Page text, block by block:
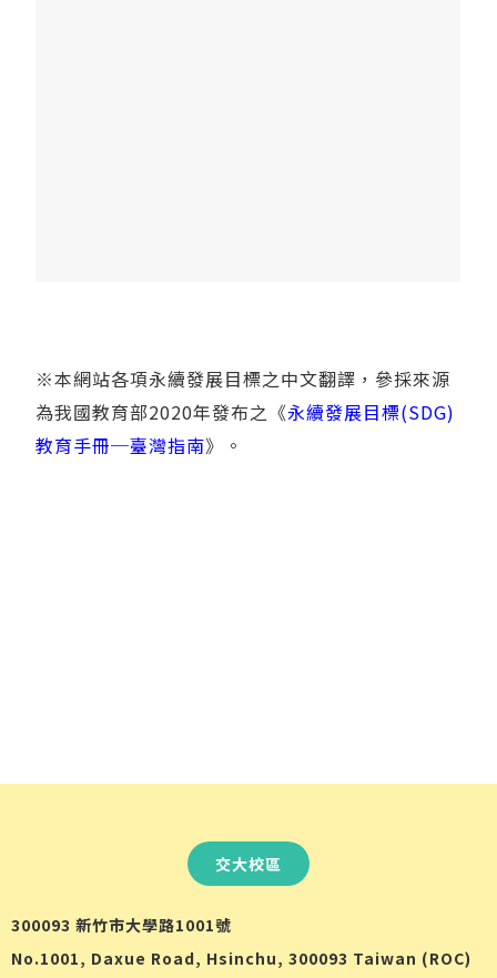
※本網站各項永續發展目標之中文翻譯，參採來源
為我國教育部2020年發布之《永續發展目標(SDG)
教育手冊─臺灣指南》。
交大校區
300093 新竹市大學路1001號
No.1001, Daxue Road, Hsinchu, 300093 Taiwan (ROC)